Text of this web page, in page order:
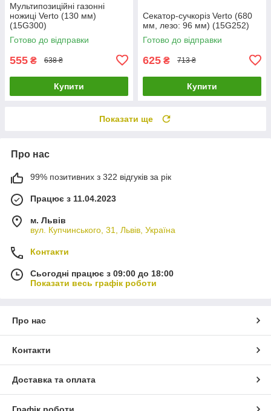
Мультипозиційні газонні
ножиці Verto (130 мм)
(15G300)
Готово до відправки
555 ₴ 638 ₴
Купити
Секатор-сучкоріз Verto (680
мм, лезо: 96 мм) (15G252)
Готово до відправки
625 ₴ 713 ₴
Купити
Показати ще
Про нас
99% позитивних з 322 відгуків за рік
Працює з 11.04.2023
м. Львів
вул. Купчинського, 31, Львів, Україна
Контакти
Сьогодні працює з 09:00 до 18:00
Показати весь графік роботи
Про нас
Контакти
Доставка та оплата